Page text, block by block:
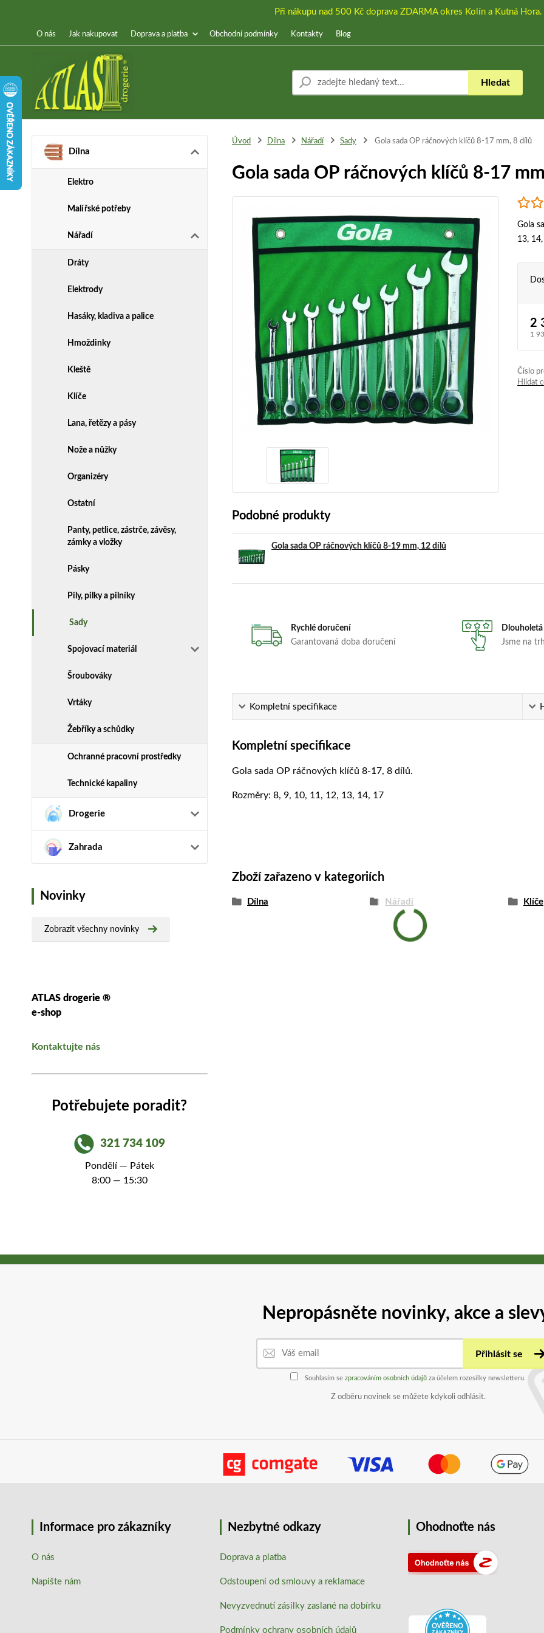
Při nákupu nad 500 Kč doprava ZDARMA okres Kolín a Kutná Hora.
O nás Jak nakupovat Doprava a platba Obchodní podmínky Kontakty Blog
Hledat
Dílna
Elektro
Malířské potřeby
Nářadí
Dráty
Elektrody
Hasáky, kladiva a palice
Hmoždinky
Kleště
Klíče
Lana, řetězy a pásy
Nože a nůžky
Organizéry
Ostatní
Panty, petlice, zástrče, závěsy,
zámky a vložky
Pásky
Pily, pilky a pilníky
Sady
Spojovací materiál
Šroubováky
Vrtáky
Žebříky a schůdky
Ochranné pracovní prostředky
Technické kapaliny
Drogerie
Zahrada
Novinky
Zobrazit všechny novinky
ATLAS drogerie ®
e-shop
Kontaktujte nás
Potřebujete poradit?
321 734 109
Pondělí — Pátek
8:00 — 15:30
Úvod Dílna Nářadí Sady Gola sada OP ráčnových klíčů 8-17 mm, 8 dílů
Gola sada OP ráčnových klíčů 8-17
Gola
13,
2
1
Číslo
Hlídat
Podobné produkty
Gola sada OP ráčnových klíčů 8-19 mm, 12 dílů
Rychlé doručení
Garantovaná doba doručení
Jsme na
Kompletní specifikace
Kompletní specifikace
Gola sada OP ráčnových klíčů 8-17, 8 dílů.
Rozměry: 8, 9, 10, 11, 12, 13, 14, 17
Zboží zařazeno v kategoriích
Dílna Nářadí Klíče
Nepropásněte novinky, akce a
Přihlásit se
Souhlasím se zpracováním osobních údajů za účelem rozesílky newsletteru.
Z odběru novinek se můžete kdykoli odhlásit.
Informace pro zákazníky
O nás
Napište nám
Nezbytné odkazy
Doprava a platba
Odstoupení od smlouvy a reklamace
Nevyzvednutí zásilky zaslané na dobírku
Podmínky ochrany osobních údajů
Ohodnoťte nás